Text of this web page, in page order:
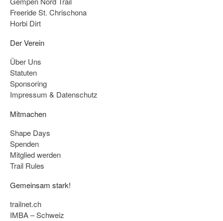
Freeride St. Chrischona
Horbi Dirt
Der Verein
Über Uns
Statuten
Sponsoring
Impressum & Datenschutz
Mitmachen
Shape Days
Spenden
Mitglied werden
Trail Rules
Gemeinsam stark!
trailnet.ch
IMBA – Schweiz